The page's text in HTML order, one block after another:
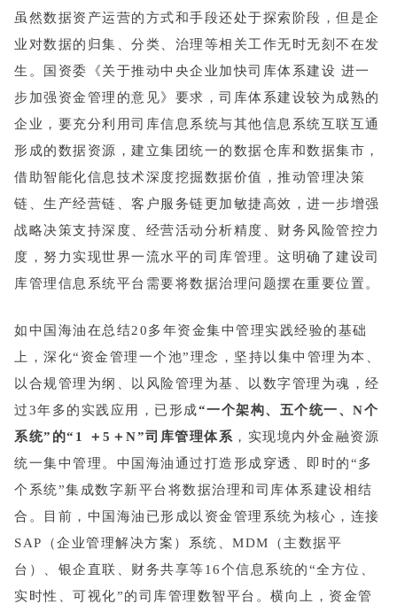
虽然数据资产运营的方式和手段还处于探索阶段，但是企
业对数据的归集、分类、治理等相关工作无时无刻不在发
生。国资委 《关于推动中央企业加快司库体系建设 进一
步加强资金管理的意见》 要求，司库体系建设较为成熟的
企业，要充分利用司库信息系统与其他信息系统互联互通
形成的数据资源，建立集团统一的数据仓库和数据集市，
借助智能化信息技术深度挖掘数据价值，推动管理决策
链、生产经营链、客户服务链更加敏捷高效，进一步增强
战略决策支持深度、经营活动分析精度、财务风险管控力
度，努力实现世界一流水平的司库管理。这明确了建设司
库管理信息系统平台需要将数据治理问题摆在重要位置。
如中国海油在总结20多年资金集中管理实践经验的基础
上，深化“资金管理一个池”理念，坚持以集中管理为本、
以合规管理为纲、以风险管理为基、以数字管理为魂，经
过3年多的实践应用，已形成“一个架构、五个统一、N个
系统”的“1 ＋5＋N”司库管理体系 ，实现境内外金融资源
统一集中管理。中国海油通过打造形成穿透、即时的“多
个系统”集成数字新平台将数据治理和司库体系建设相结
合。目前，中国海油已形成以资金管理系统为核心，连接
SAP（企业管理解决方案）系统、MDM（主数据平
台）、银企直联、财务共享等16个信息系统的“全方位、
实时性、可视化”的司库管理数智平台。横向上，资金管